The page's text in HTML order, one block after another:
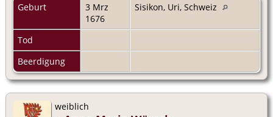
Geburt
3 Mrz
1676
Sisikon, Uri, Schweiz
Tod
Beerdigung
weiblich